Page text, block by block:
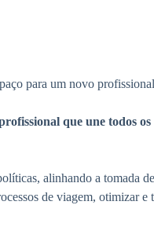
para um novo
que une todos os
alinhando a tomada
de viagem, otimizar e